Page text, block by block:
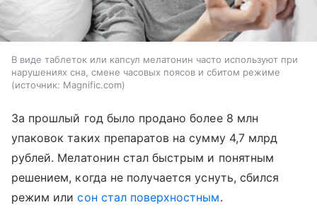
В виде таблеток или капсул мелатонин часто используют при
нарушениях сна, смене часовых поясов и сбитом режиме
источник: Magnific.com
За прошлый год было продано более 8 млн
упаковок таких препаратов на сумму 4,7 млрд
рублей. Мелатонин стал быстрым и понятным
решением, когда не получается уснуть, сбился
режим илисон стал поверхностным.